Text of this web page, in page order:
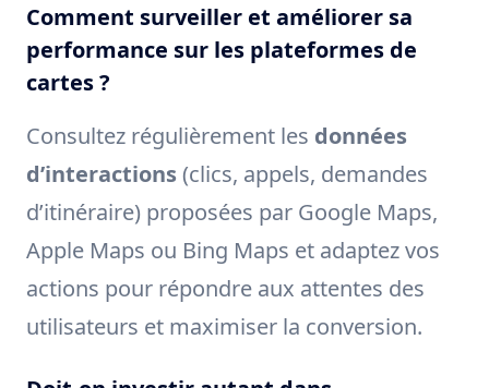
Comment surveiller et améliorer sa
performance sur les plateformes de
cartes ?
Consultez régulièrement les données
d’interactions (clics, appels, demandes
d’itinéraire) proposées par Google Maps,
Apple Maps ou Bing Maps et adaptez vos
actions pour répondre aux attentes des
utilisateurs et maximiser la conversion.